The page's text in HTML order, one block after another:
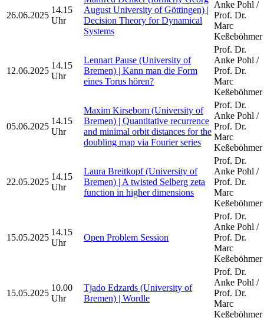
26.06.2025
14.15
Uhr
August University of Göttingen) |
Decision Theory for Dynamical
Systems
Anke Pohl /
Prof. Dr.
Marc
Keßeböhmer
12.06.2025
14.15
Uhr
Lennart Pause (University of
Bremen) | Kann man die Form
eines Torus hören?
Prof. Dr.
Anke Pohl /
Prof. Dr.
Marc
Keßeböhmer
05.06.2025
14.15
Uhr
Maxim Kirsebom (University of
Bremen) | Quantitative recurrence
and minimal orbit distances for the
doubling map via Fourier series
Prof. Dr.
Anke Pohl /
Prof. Dr.
Marc
Keßeböhmer
22.05.2025
14.15
Uhr
Laura Breitkopf (University of
Bremen) | A twisted Selberg zeta
function in higher dimensions
Prof. Dr.
Anke Pohl /
Prof. Dr.
Marc
Keßeböhmer
15.05.2025
14.15
Uhr
Open Problem Session
Prof. Dr.
Anke Pohl /
Prof. Dr.
Marc
Keßeböhmer
15.05.2025
10.00
Uhr
Tjado Edzards (University of
Bremen) | Wordle
Prof. Dr.
Anke Pohl /
Prof. Dr.
Marc
Keßeböhmer